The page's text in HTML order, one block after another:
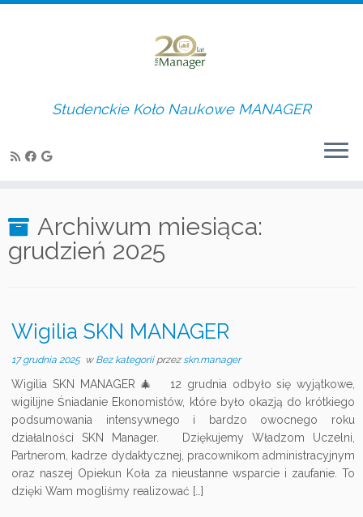
content
Studenckie Koło Naukowe MANAGER
Archiwum miesiąca:
grudzień 2025
Wigilia SKN MANAGER
17 grudnia 2025w Bez kategorii przezskn.manager
Wigilia SKN MANAGER 🎄 12 grudnia odbyło się wyjątkowe,
wigilijne Śniadanie Ekonomistów, które było okazją do krótkiego
podsumowania intensywnego i bardzo owocnego roku
działalności SKN Manager. Dziękujemy Władzom Uczelni,
Partnerom, kadrze dydaktycznej, pracownikom administracyjnym
oraz naszej Opiekun Koła za nieustanne wsparcie i zaufanie. To
dzięki Wam mogliśmy realizować […]